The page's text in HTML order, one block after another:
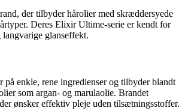
der tilbyder hårolier med skræddersyede
Deres Elixir Ultime-serie er kendt for
glanseffekt.
på enkle, rene ingredienser og tilbyder blandt
som argan- og marulaolie. Brandet
ønsker effektiv pleje uden tilsætningsstoffer.